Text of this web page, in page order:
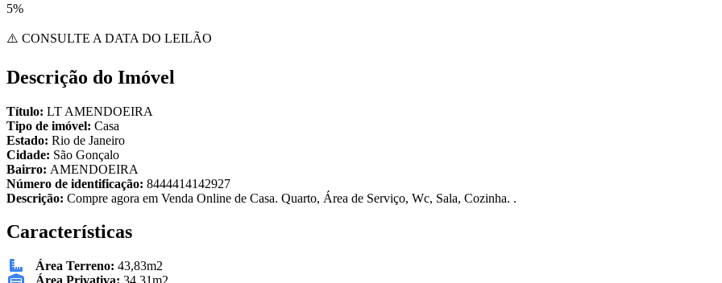
5%
⚠️ CONSULTE A DATA DO LEILÃO
Descrição do Imóvel
Título: LT AMENDOEIRA
Tipo de imóvel: Casa
Estado: Rio de Janeiro
Cidade: São Gonçalo
Bairro: AMENDOEIRA
Número de identificação: 8444414142927
Descrição: Compre agora em Venda Online de Casa. Quarto, Área de Serviço, Wc, Sala, Cozinha. .
Características
Área Terreno: 43,83m2